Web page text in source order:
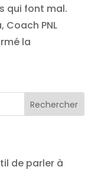
qui font mal.
Coach PNL
la
Rechercher
de parler à